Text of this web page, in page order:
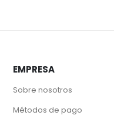
EMPRESA
Sobre nosotros
Métodos de pago